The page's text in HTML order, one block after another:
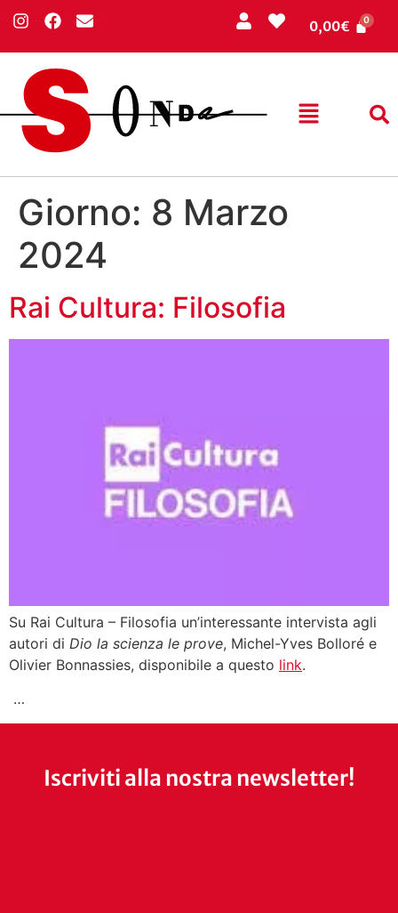
0,00€
Giorno: 8 Marzo
2024
Rai Cultura: Filosofia
Su Rai Cultura – Filosofia un’interessante intervista agli
autori di Dio la scienza le prove, Michel-Yves Bolloré e
Olivier Bonnassies, disponibile a questo link.
…
Iscriviti alla nostra newsletter!